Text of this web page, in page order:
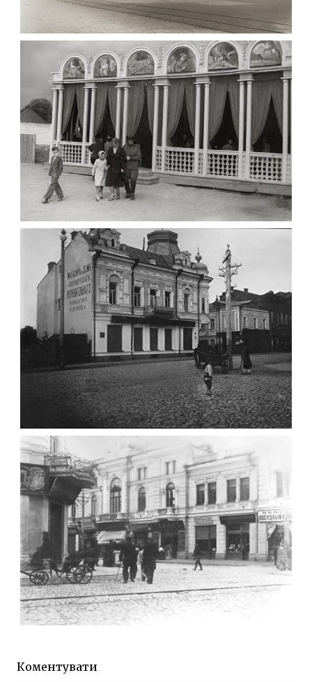
МАРІЇНСЬКА ЖІНОЧА ГІМНАЗІЯ ЖИТОМИР
1903
Фото Житомира період
до 1917 року
Leave a comment
ПАВІЛЬЙОН МОРОЗИВА ЖИТОМИР 1947
Фото Житомир (1945-
1960)
Leave a comment
ФОТО ЖИТОМИРА 1905 ВУЛ.
МИХАЙЛІВСЬКА-СКОРУЛЬСЬКОГО
Фото Житомира період
до 1917 року
Leave a comment
ЖИТОМИР МИХАЙЛІВСЬКА 1903 РОКУ
Коментувати